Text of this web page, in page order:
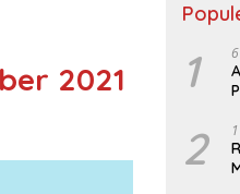
2021 1
2